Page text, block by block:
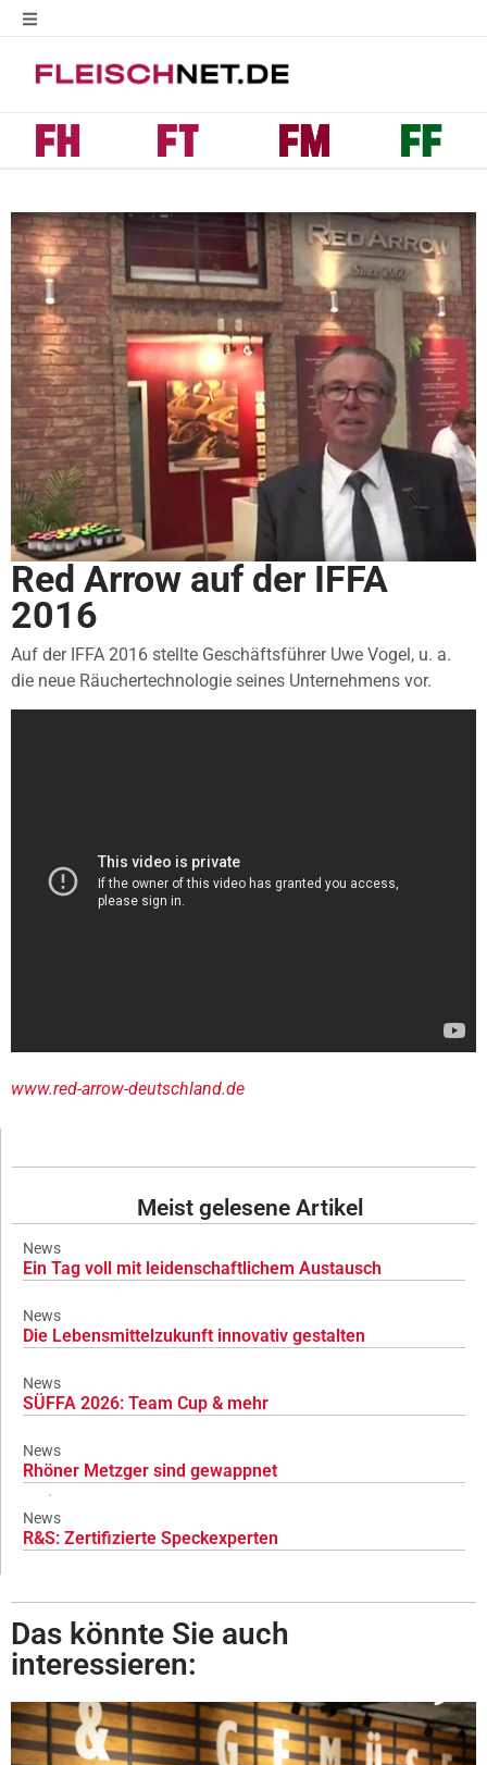
Red Arrow auf der IFFA
2016
Auf der IFFA 2016 stellte Geschäftsführer Uwe Vogel, u. a.
die neue Räuchertechnologie seines Unternehmens vor.
www.red-arrow-deutschland.de
Meist gelesene Artikel
News
Ein Tag voll mit leidenschaftlichem Austausch
News
Die Lebensmittelzukunft innovativ gestalten
News
SÜFFA 2026: Team Cup & mehr
News
Rhöner Metzger sind gewappnet
News
R&S: Zertifizierte Speckexperten
Das könnte Sie auch
interessieren: